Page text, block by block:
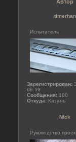
Автор
timerhan
Испытатель
Зарегистрирован:
08:59
Сообщения: 100
Откуда: Казань
N!ck
Руководство